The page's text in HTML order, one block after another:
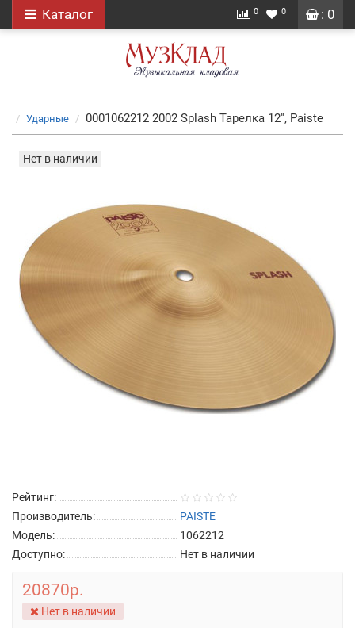
: 0
Каталог 0 0
Ударные 0001062212 2002 Splash Тарелка 12'', Paiste
Нет в наличии
Рейтинг:
Производитель:
PAISTE
Модель:
1062212
Доступно:
Нет в наличии
20870р.
Нет в наличии